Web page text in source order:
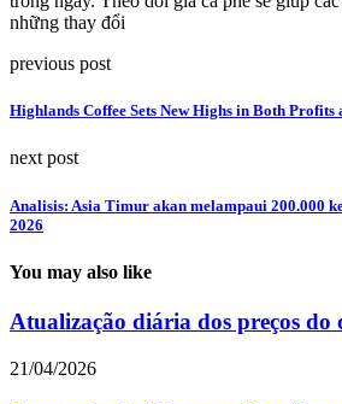
những thay đổi
previous post
Highlands Coffee Sets New Highs in Both Profits
next post
Analisis: Asia Timur akan melampaui 200.000
2026
You may also like
Atualização diária dos preços do
21/04/2026